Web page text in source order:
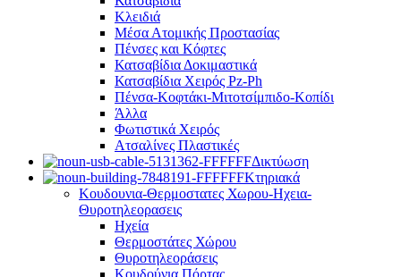
Κλειδιά
Μέσα Ατομικής Προστασίας
Πένσες και Κόφτες
Κατσαβίδια Δοκιμαστικά
Κατσαβίδια Χειρός Pz-Ph
Πένσα-Κοφτάκι-Μιτοτσίμπιδο-Κοπίδι
Άλλα
Φωτιστικά Χειρός
Ατσαλίνες Πλαστικές
Δικτύωση
Κτηριακά
Κουδουνια-Θερμοστατες Χωρου-Ηχεια-
Θυροτηλεορασεις
Ηχεία
Θερμοστάτες Χώρου
Θυροτηλεοράσεις
Κουδούνια Πόρτας